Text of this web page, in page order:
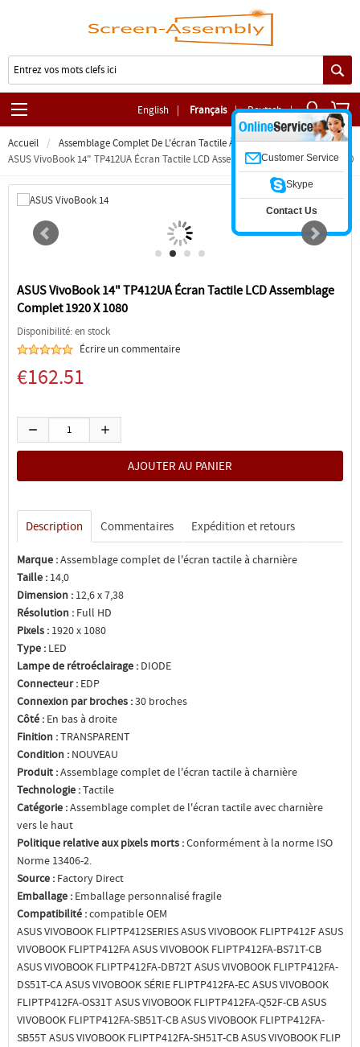
English | Français | Deutsch |
Accueil
Assemblage Complet De L'écran Tactile À Charnière
ASUS VivoBook 14" TP412UA Écran Tactile LCD Assemblage Complet 1920 X 1080
ASUS VivoBook 14" TP412UA Écran Tactile LCD Assemblage
Complet 1920 X 1080
Disponibilité: en stock
Écrire un commentaire
€162.51
Description Commentaires Expédition et retours
Marque :Assemblage complet de l'écran tactile à charnière
Taille : 14,0
Dimension : 12,6 x 7,38
Résolution : Full HD
Pixels : 1920 x 1080
Type : LED
Lampe de rétroéclairage : DIODE
Connecteur : EDP
Connexion par broches :30 broches
Côté : En bas à droite
Finition :TRANSPARENT
Condition : NOUVEAU
Produit :Assemblage complet de l'écran tactile à charnière
Technologie :Tactile
Catégorie :Assemblage complet de l'écran tactile avec charnière
vers le haut
Politique relative aux pixels morts :Conformément à la norme ISO
Norme 13406-2.
Source : Factory Direct
Emballage : Emballage personnalisé fragile
Compatibilité :compatible OEM
ASUS VIVOBOOK FLIPTP412SERIES ASUS VIVOBOOK FLIPTP412F ASUS
VIVOBOOK FLIPTP412FA ASUS VIVOBOOK FLIPTP412FA-BS71T-CB
ASUS VIVOBOOK FLIPTP412FA-DB72T ASUS VIVOBOOK FLIPTP412FA-
DS51T-CA ASUS VIVOBOOK SÉRIE FLIPTP412FA-EC ASUS VIVOBOOK
FLIPTP412FA-OS31T ASUS VIVOBOOK FLIPTP412FA-Q52F-CB ASUS
VIVOBOOK FLIPTP412FA-SB51T-CB ASUS VIVOBOOK FLIPTP412FA-
SB55T ASUS VIVOBOOK FLIPTP412FA-SH51T-CB ASUS VIVOBOOK FLIP
Customer Service
Skype
Contact Us